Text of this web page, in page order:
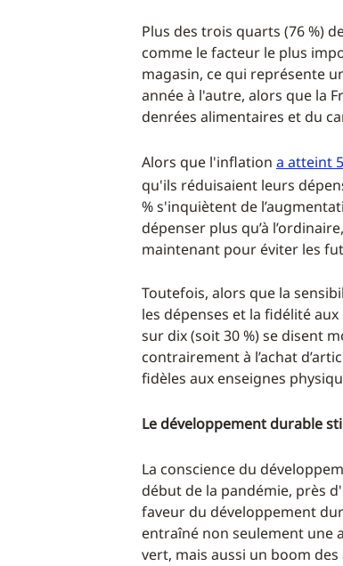
Plus des trois quarts (76 %)
comme le facteur le plus
magasin, ce qui représente
année à l'autre, alors que la
denrées alimentaires et du
Alors que l'inflation a atteint
qu'ils réduisaient leurs
% s'inquiètent de
dépenser plus qu’à
maintenant pour éviter les
Toutefois, alors que la
les dépenses et la fidélité
sur dix (soit 30 %) se disent
contrairement à l’achat
fidèles aux enseignes
Le développement durable
La conscience du
début de la pandémie, près
faveur du développement
entraîné non seulement une
vert, mais aussi un boom des